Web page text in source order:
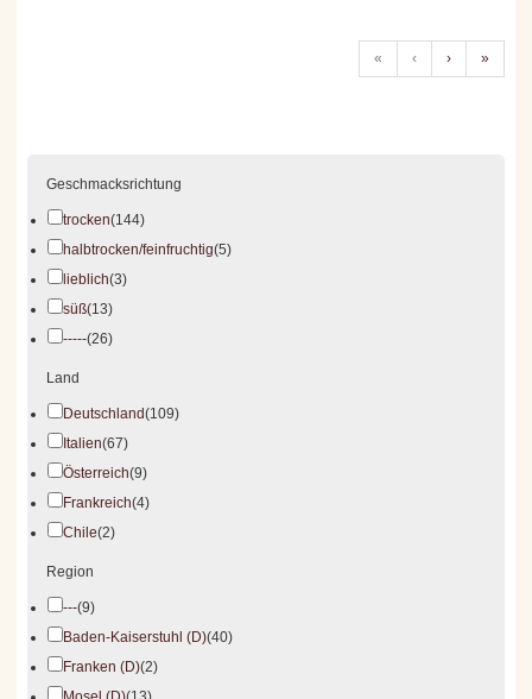
« ‹ › »
Geschmacksrichtung
trocken(144)
halbtrocken/feinfruchtig(5)
lieblich(3)
süß(13)
-----(26)
Land
Deutschland(109)
Italien(67)
Österreich(9)
Frankreich(4)
Chile(2)
Region
---(9)
Baden-Kaiserstuhl (D)(40)
Franken (D)(2)